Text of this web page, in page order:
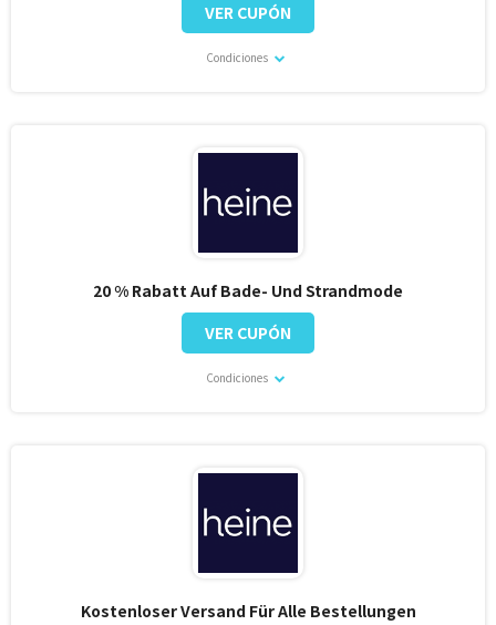
Condiciones
VER CUPÓN
20 % Rabatt Auf Bade- Und Strandmode
Condiciones
VER CUPÓN
Kostenloser Versand Für Alle Bestellungen